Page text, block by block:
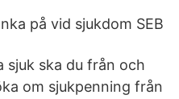
på vid sjukdom SEB
ska du från och
om sjukpenning från